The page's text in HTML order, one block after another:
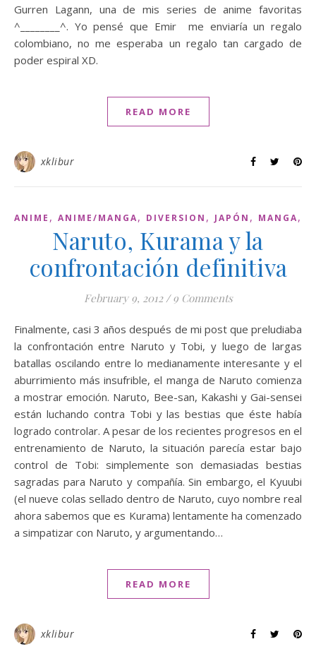
Gurren Lagann, una de mis series de anime favoritas
^________^. Yo pensé que Emir me enviaría un regalo
colombiano, no me esperaba un regalo tan cargado de
poder espiral XD.
READ MORE
xklibur
ANIME , ANIME/MANGA, DIVERSION , JAPÓN , MANGA,
Naruto, Kurama y la
confrontación definitiva
February 9, 2012 / 9 Comments
Finalmente, casi 3 años después de mi post que preludiaba
la confrontación entre Naruto y Tobi, y luego de largas
batallas oscilando entre lo medianamente interesante y el
aburrimiento más insufrible, el manga de Naruto comienza
a mostrar emoción. Naruto, Bee-san, Kakashi y Gai-sensei
están luchando contra Tobi y las bestias que éste había
logrado controlar. A pesar de los recientes progresos en el
entrenamiento de Naruto, la situación parecía estar bajo
control de Tobi: simplemente son demasiadas bestias
sagradas para Naruto y compañía. Sin embargo, el Kyuubi
(el nueve colas sellado dentro de Naruto, cuyo nombre real
ahora sabemos que es Kurama) lentamente ha comenzado
a simpatizar con Naruto, y argumentando…
READ MORE
xklibur